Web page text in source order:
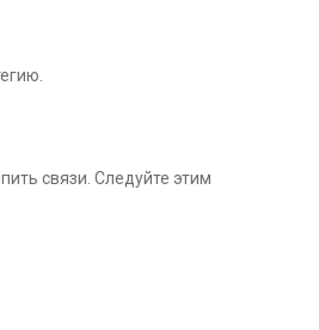
связи. Следуйте этим